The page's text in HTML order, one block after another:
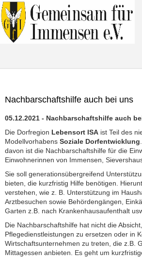
Nachbarschaftshilfe auch bei uns
05.12.2021 - Nachbarschaftshilfe auch
Die Dorfregion Lebensort ISA ist Teil des
Modellvorhabens Soziale Dorfentwicklung
davon ist die Nachbarschaftshilfe für die
Einwohnerinnen von Immensen,
Sie soll generationsübergreifend
bieten, die kurz­fristig Hilfe benötigen.
verstehen, wie z. B. Unter­stützung im
Arztbesuchen sowie Behördengängen,
Garten z.B. nach Krankenhausaufenthalt
Die Nachbarschaftshilfe hat nicht die
Pflegedienst­leistungen zu ersetzen oder in
Wirtschaftsunternehmen zu treten, die z.B.
Mittagessen anbieten. Es geht um